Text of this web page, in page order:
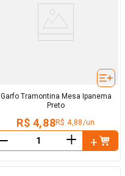
Garfo Tramontina Mesa Ipanema
Preto
R$ 4,88R$ 4,88/un
＋